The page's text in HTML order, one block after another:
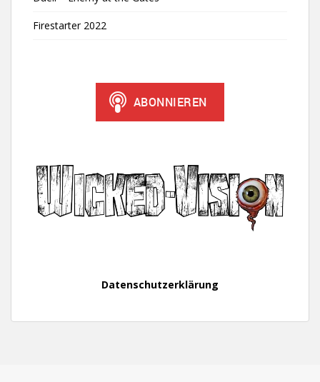
Firestarter 2022
Datenschutzerklärung